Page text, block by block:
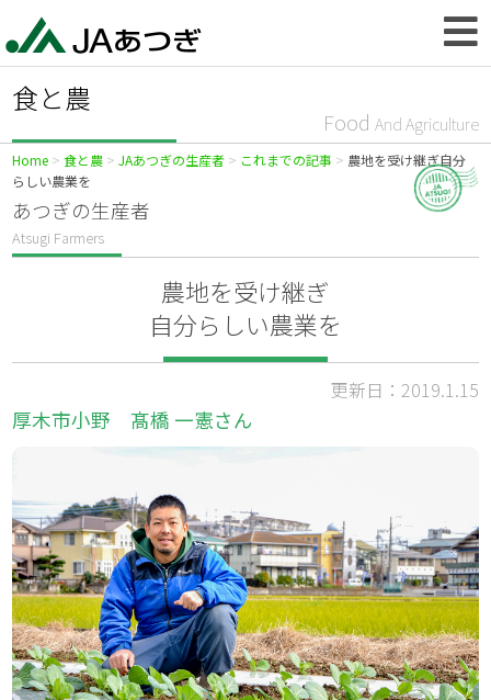
食と農
Food And Agriculture
Home 食と農 JAあつぎの生産者 これまでの記事
農地を受け継ぎ自分
らしい農業を
あつぎの生産者
Atsugi Farmers
農地を受け継ぎ
自分らしい農業を
更新日：2019.1.15
厚木市小野 髙橋 一憲さん